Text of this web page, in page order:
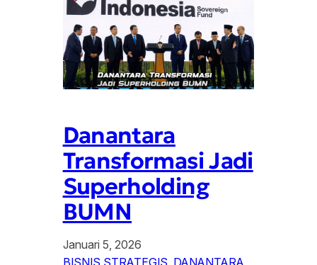
Danantara
Transformasi Jadi
Superholding
BUMN
Januari 5, 2026